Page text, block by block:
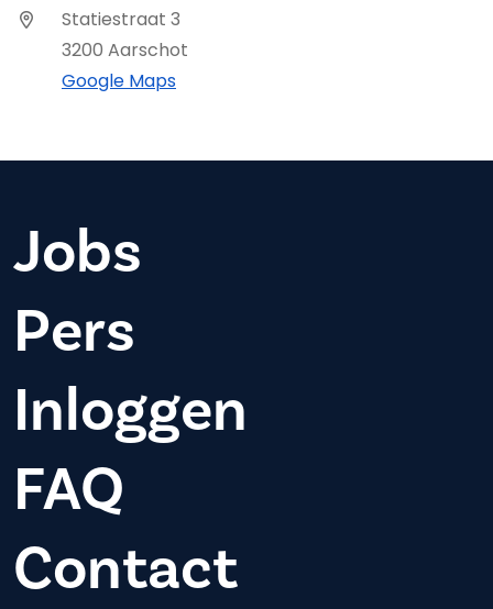
Statiestraat 3
3200 Aarschot
Google Maps
Jobs
Pers
Inloggen
FAQ
Contact